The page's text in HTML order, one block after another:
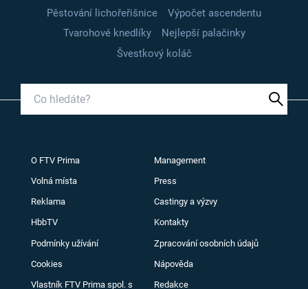
Pěstování lichořeřišnice
Výpočet ascendentu
Tvarohové knedlíky
Nejlepší palačinky
Švestkový koláč
O FTV Prima Management
Volná místa Press
Reklama Castingy a výzvy
HbbTV Kontakty
Podmínky užívání Zpracování osobních údajů
Cookies Nápověda
Vlastník FTV Prima spol. s Redakce